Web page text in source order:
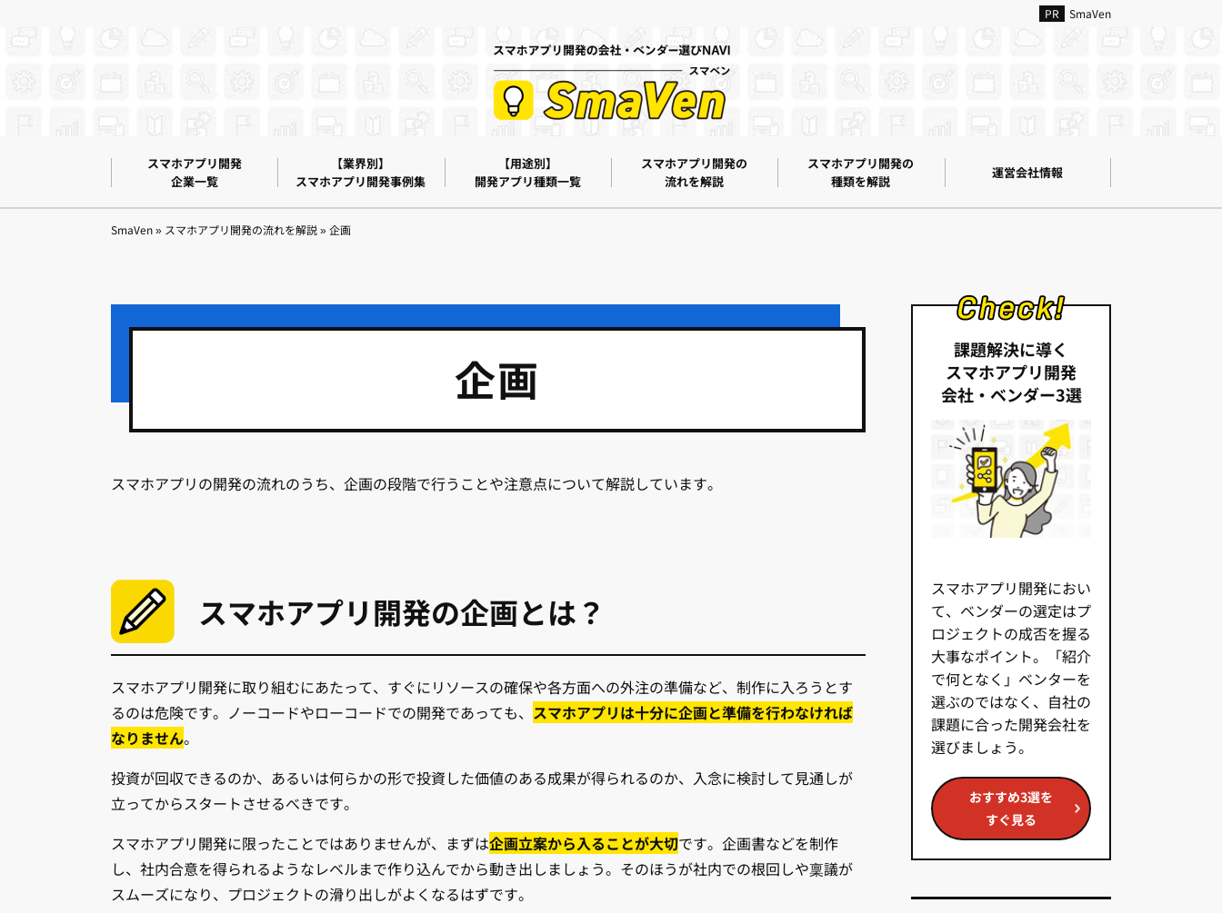
SmaVen
スマホアプリ開発
企業一覧
【業界別】
スマホアプリ開発事例集
【用途別】
開発アプリ種類一覧
スマホアプリ開発の
流れを解説
スマホアプリ開発の
種類を解説
運営会社情報
SmaVen» スマホアプリ開発の流れを解説»企画
企画
スマホアプリの開発の流れのうち、企画の段階で行うことや注意点について解説しています。
スマホアプリ開発の企画とは？
スマホアプリ開発に取り組むにあたって、すぐにリソースの確保や各方面への外注の準備など、制作に入ろうとす
るのは危険です。ノーコードやローコードでの開発であっても、 スマホアプリは十分に企画と準備を行わなければ
なりません。
投資が回収できるのか、あるいは何らかの形で投資した価値のある成果が得られるのか、入念に検討して見通しが
立ってからスタートさせるべきです。
スマホアプリ開発に限ったことではありませんが、まずは企画立案から入ることが大切です。企画書などを制作
し、社内合意を得られるようなレベルまで作り込んでから動き出しましょう。そのほうが社内での根回しや稟議が
スムーズになり、プロジェクトの滑り出しがよくなるはずです。
課題解決に導く
スマホアプリ開発
会社・ベンダー3選
スマホアプリ開発におい
て、ベンダーの選定はプ
ロジェクトの成否を握る
大事なポイント。「紹介
で何となく」ベンターを
選ぶのではなく、自社の
課題に合った開発会社を
選びましょう。
おすすめ3選を
すぐ見る